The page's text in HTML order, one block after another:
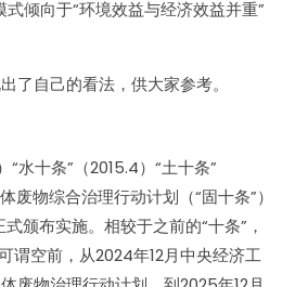
倾向于“环境效益与经济效益并重”
了自己的看法，供大家参考。
“水十条”（2015.4）“土十条”
废物综合治理行动计划（“固十条”）
颁布实施。相较于之前的“十条”，
谓空前，从2024年12月中央经济工